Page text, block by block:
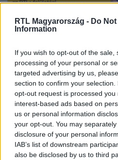
RTL Magyarország - Do
Information
If you wish to opt-out of the
processing of your personal or
targeted advertising by us,
section to confirm your
opt-out request is processed you
interest-based ads based on
us or personal information
your opt-out. You may
disclosure of your personal
IAB’s list of downstream
also be disclosed by us to third
Nézd vissza a Híradó adásait az
Itt állítsd be, hogy az
legyen a Google-